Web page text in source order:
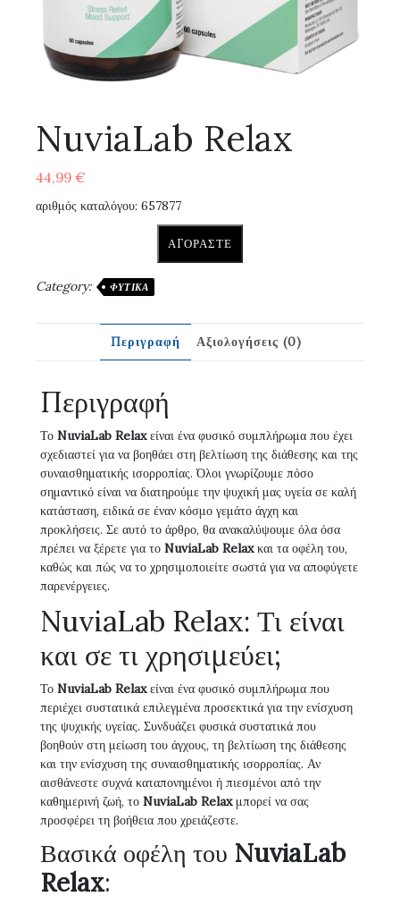
NuviaLab Relax
44,99 €
αριθμός καταλόγου: 657877
ΑΓΟΡΆΣΤΕ
Category: ΦΥΤΙΚΆ
Περιγραφή Αξιολογήσεις (0)
Περιγραφή
Το NuviaLab Relaxείναι ένα φυσικό συμπλήρωμα που έχει
σχεδιαστεί για να βοηθάει στη βελτίωση της διάθεσης και της
συναισθηματικής ισορροπίας. Όλοι γνωρίζουμε πόσο
σημαντικό είναι να διατηρούμε την ψυχική μας υγεία σε καλή
κατάσταση, ειδικά σε έναν κόσμο γεμάτο άγχη και
προκλήσεις. Σε αυτό το άρθρο, θα ανακαλύψουμε όλα όσα
πρέπει να ξέρετε για το NuviaLab Relaxκαι τα οφέλη του,
καθώς και πώς να το χρησιμοποιείτε σωστά για να αποφύγετε
παρενέργειες.
NuviaLab Relax: Τι είναι
και σε τι χρησιμεύει;
Το NuviaLab Relaxείναι ένα φυσικό συμπλήρωμα που
περιέχει συστατικά επιλεγμένα προσεκτικά για την ενίσχυση
της ψυχικής υγείας. Συνδυάζει φυσικά συστατικά που
βοηθούν στη μείωση του άγχους, τη βελτίωση της διάθεσης
και την ενίσχυση της συναισθηματικής ισορροπίας. Αν
αισθάνεστε συχνά καταπονημένοι ή πιεσμένοι από την
καθημερινή ζωή, το NuviaLab Relaxμπορεί να σας
προσφέρει τη βοήθεια που χρειάζεστε.
Βασικά οφέλη του NuviaLab
Relax: